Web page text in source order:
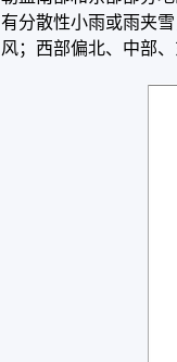
有分散性小雨或雨夹
风；西部偏北、中部